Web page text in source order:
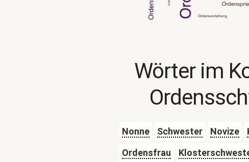
Wörter im
Nonne Schwester Novize
Ordensfrau